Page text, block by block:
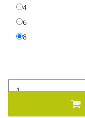
44
66
88